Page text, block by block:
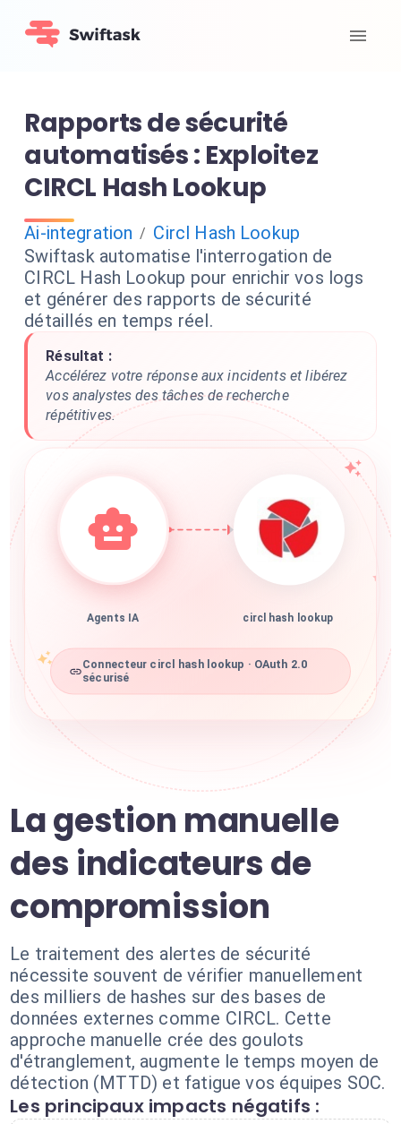
Rapports de sécurité
automatisés : Exploitez
CIRCL Hash Lookup
Ai-integration / Circl Hash Lookup
Swiftask automatise l'interrogation de
CIRCL Hash Lookup pour enrichir vos logs
et générer des rapports de sécurité
détaillés en temps réel.
Résultat :
Accélérez votre réponse aux incidents et libérez
vos analystes des tâches de recherche
répétitives.
Agents IA circl hash lookup
Connecteur circl hash lookup · OAuth 2.0
sécurisé
La gestion manuelle
des indicateurs de
compromission
Le traitement des alertes de sécurité
nécessite souvent de vérifier manuellement
des milliers de hashes sur des bases de
données externes comme CIRCL. Cette
approche manuelle crée des goulots
d'étranglement, augmente le temps moyen de
détection (MTTD) et fatigue vos équipes SOC.
Les principaux impacts négatifs :